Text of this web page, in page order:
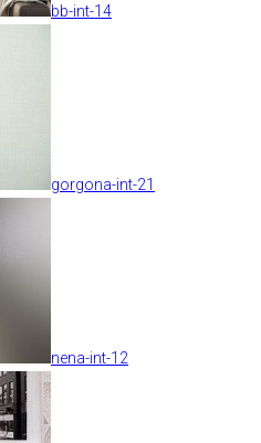
bb-int-14
gorgona-int-21
nena-int-12